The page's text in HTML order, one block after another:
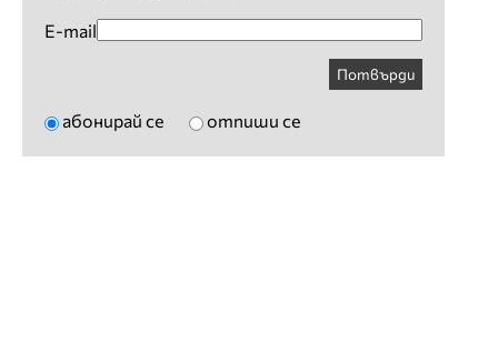
E-mail
Потвърди
абонирай се отпиши се